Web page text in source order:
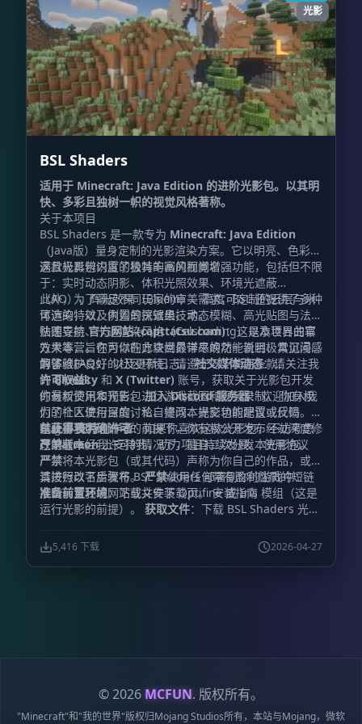
光影
BSL Shaders
适用于 Minecraft: Java Edition 的进阶光影包。以其明
快、多彩且独树一帜的视觉风格著称。
关于本项目
BSL Shaders 是一款专为 Minecraft: Java Edition
（Java版）量身定制的光影渲染方案。它以明亮、色彩饱
满且极具辨识度的独特的画风而闻名。
这款光影包内置了极其丰富的视觉增强功能，包括但不限
于：实时动态阴影、体积光照效果、环境光遮蔽
（AO）、辉光效果（Bloom）、高度可定制的云层与水
体渲染，以及内置的抗锯齿技术。
此外，为了满足不同玩家的审美需求，BSL 还提供了多种
可选的特效，例如景深效果、动态模糊、高光贴图与法线
贴图支持、卡通渲染风格（Celshading）以及世界曲率
效果等，旨在为你的方块世界带来焕然一新且极具沉浸感
的体验。
快速导航官方网站 (capttatsu.com)：这是本项目的官
方大本营。你可以在此查阅最详尽的功能说明、常见问题
解答（FAQs）以及更新日志。社交媒体动态：请关注我
的Bluesky 和 X (Twitter) 账号，获取关于光影包开发
的最新资讯和预告。加入 Discord 服务器：欢迎加入我
们的社区进行深度讨论、提问、提交功能建议或反馈
Bug。支持创作者：如果你喜欢这款光影包，不妨考虑
在Patreon 上支持我，助力项目持续发展。 使用协议
为了维护良好的社区环境，请遵守以下使用条款：
许可权益：
你有权使用本光影包进行游戏截图和视频录制。 你有权
为了个人使用目的，私自修改本光影包的配置或代码。
在获得我明确许可的前提下，你有权公开发布经过深度修
改的版本。
禁止事项：
严禁在未经我许可的情况下，擅自二次分发本光影包。
严禁将本光影包（或其代码）声称为你自己的作品，或对
其进行改名后发布。严禁使用任何带有盈利性质的短链
接跳转至我的网站或文件下载页。 安装指南
请按照以下步骤将 BSL Shaders 部署到你的游戏中：
准备前置环境：下载并安装 Optifine 或 Iris 模组（这是
运行光影的前提）。 获取文件：下载 BSL Shaders 光影
.minecraft\shaderpacks
文件夹中（无需解压）。
启动游戏
：运行 Minecraft 启动器并进入游戏。
5,416 下载 2026-04-27
© 2026 MCFUN. 版权所有。
"Minecraft"和"我的世界"版权归Mojang Studios所有，本站与Mojang，微软